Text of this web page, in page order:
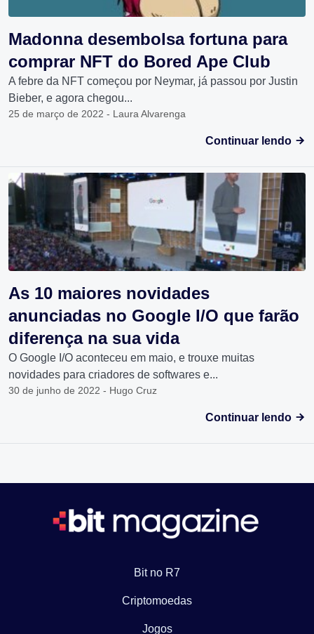
Madonna desembolsa fortuna para
comprar NFT do Bored Ape Club
A febre da NFT começou por Neymar, já passou por Justin
Bieber, e agora chegou...
25 de março de 2022 - Laura Alvarenga
Continuar lendo
As 10 maiores novidades
anunciadas no Google I/O que farão
diferença na sua vida
O Google I/O aconteceu em maio, e trouxe muitas
novidades para criadores de softwares e...
30 de junho de 2022 - Hugo Cruz
Continuar lendo
Bit no R7
Criptomoedas
Jogos